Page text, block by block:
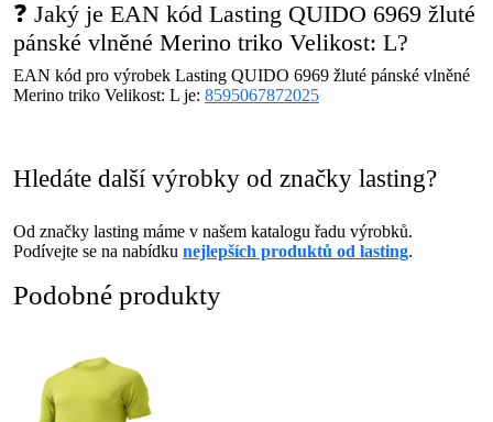
❓ Jaký je EAN kód Lasting QUIDO 6969 žluté
pánské vlněné Merino triko Velikost: L?
EAN kód pro výrobek Lasting QUIDO 6969 žluté pánské vlněné
Merino triko Velikost: L je: 8595067872025
Hledáte další výrobky od značky lasting?
Od značky lasting máme v našem katalogu řadu výrobků.
Podívejte se na nabídku nejlepších produktů od lasting.
Podobné produkty